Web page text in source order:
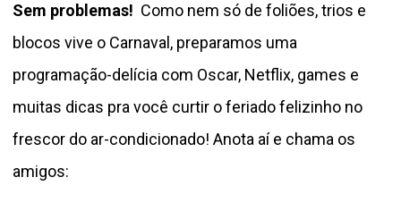
Sem problemas! Como nem só de foliões, trios e
blocos vive o Carnaval, preparamos uma
programação-delícia com Oscar, Netflix, games e
muitas dicas pra você curtir o feriado felizinho no
frescor do ar-condicionado! Anota aí e chama os
amigos: